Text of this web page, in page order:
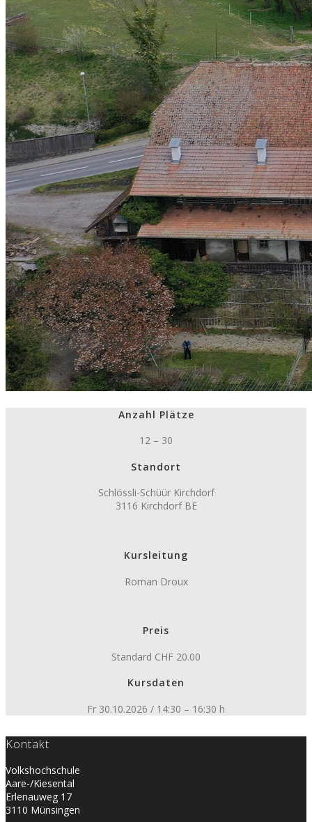
Anzahl Plätze
12 – 30
Standort
Schlössli-Schüür Kirchdorf
3116 Kirchdorf BE
Kursleitung
Roman Droux
Preis
Standard CHF 20.00
Kursdaten
Fr 30.10.2026 / 14:30 – 16:30 h
Kontakt
Volkshochschule
Aare-/Kiesental
Erlenauweg 17
3110 Münsingen